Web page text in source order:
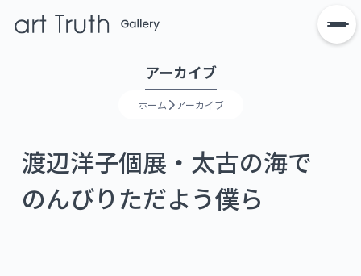
アーカイブ
ホーム アーカイブ
渡辺洋子個展・太古の海で
のんびりただよう僕ら